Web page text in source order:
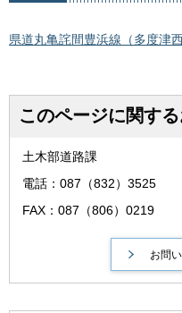
県道丸亀詫間豊浜線（多度津
このページに関す
土木部道路課
電話：087（832）3525
FAX：087（806）0219